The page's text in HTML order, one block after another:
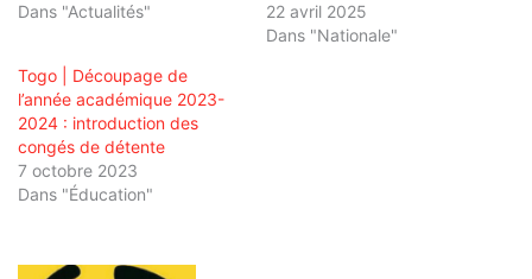
Dans "Actualités"
22 avril 2025
Dans "Nationale"
Togo | Découpage de
l’année académique 2023-
2024 : introduction des
congés de détente
7 octobre 2023
Dans "Éducation"